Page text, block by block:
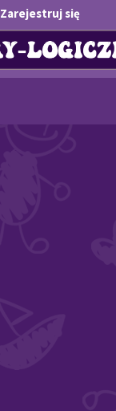
Zarejestruj się